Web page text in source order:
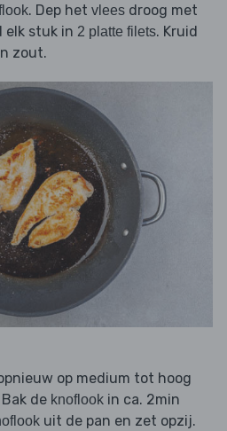
. Dep het vlees droog met
elk stuk in 2 platte filets. Kruid
zout.
op medium tot hoog
de knoflook in ca. 2min
uit de pan en zet opzij.